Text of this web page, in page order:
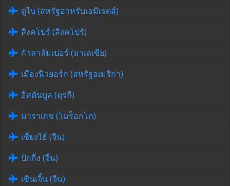
ดูไบ (สหรัฐอาหรับเอมิเรตส์)
สิงคโปร์ (สิงคโปร์)
กัวลาลัมเปอร์ (มาเลเซีย)
เมืองนิวยอร์ก (สหรัฐอเมริกา)
อิสตันบูล (ตุรกี)
มาราเกช (โมร็อกโก)
เซี่ยงไฮ้ (จีน)
ปักกิ่ง (จีน)
เซินเจิ้น (จีน)